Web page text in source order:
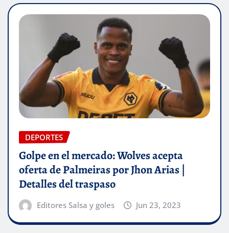
DEPORTES
Golpe en el mercado: Wolves acepta
oferta de Palmeiras por Jhon Arias |
Detalles del traspaso
Editores Salsa y goles Jun 23, 2023